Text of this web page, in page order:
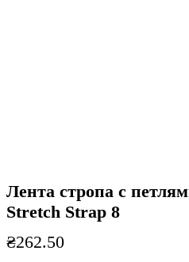
Лента стропа с
Stretch Strap 8
₴262.50